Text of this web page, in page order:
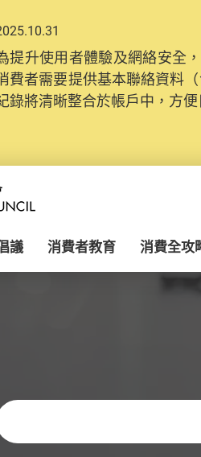
提升使用者體驗及網絡安全
費者需要提供基本聯絡資料
錄將清晰整合於帳戶中，方便
議 消費者教育 消費全攻
鍵字